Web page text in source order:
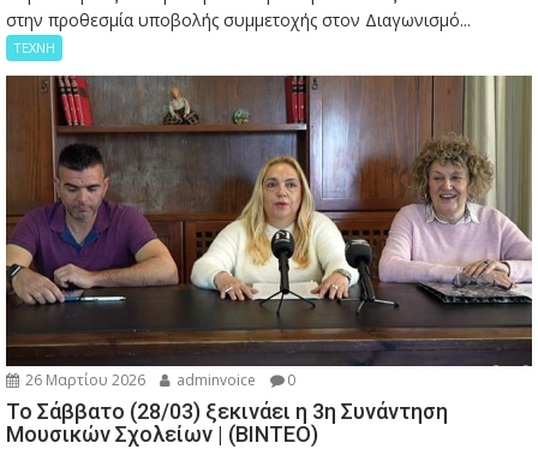
στην προθεσμία υποβολής συμμετοχής στον Διαγωνισμό...
ΤΕΧΝΗ
26 Μαρτίου 2026 adminvoice 0
Το Σάββατο (28/03) ξεκινάει η 3η Συνάντηση
Μουσικών Σχολείων | (ΒΙΝΤΕΟ)